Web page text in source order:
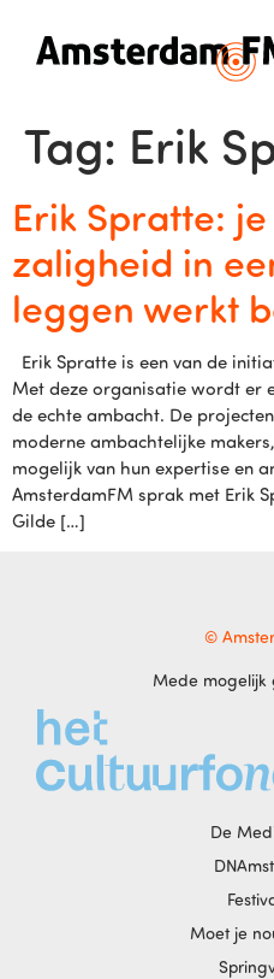
Tag: Erik
Erik Spratte:
zaligheid in
leggen werkt
Erik Spratte is een van de
Met deze organisatie wordt er
de echte ambacht. De
moderne ambachtelijke
mogelijk van hun expertise en
AmsterdamFM sprak met Erik
Gilde […]
©
Mede mogelijk
De
Moet je